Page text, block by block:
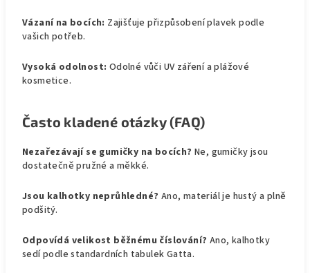
Vázaní na bocích: Zajišťuje přizpůsobení plavek podle
vašich potřeb.
Vysoká odolnost: Odolné vůči UV záření a plážové
kosmetice.
Často kladené otázky (FAQ)
Nezařezávají se gumičky na bocích? Ne, gumičky jsou
dostatečně pružné a měkké.
Jsou kalhotky neprůhledné? Ano, materiál je hustý a plně
podšitý.
Odpovídá velikost běžnému číslování? Ano, kalhotky
sedí podle standardních tabulek Gatta.